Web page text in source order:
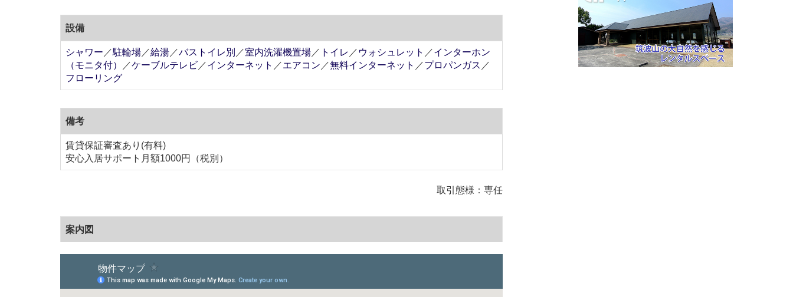
設備
シャワー ／駐輪場 ／給湯 ／バストイレ別 ／室内洗濯機置場 ／ トイレ ／ ウォシュレット ／インターホン
（モニタ付）
／ケーブルテレビ ／インターネット ／エアコン ／無料インターネット ／プロパンガス ／
フローリング
備考
賃貸保証審査あり(有料)
安心入居サポート月額1000円（税別）
取引態様：専任
案内図